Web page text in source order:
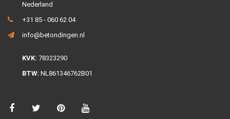
Nederland
+31 85 - 060 62 04
info@betondingen.nl
KVK: 78323290
BTW: NL861346762B01